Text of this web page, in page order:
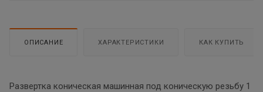
ОПИСАНИЕ ХАРАКТЕРИСТИКИ КАК КУПИТЬ
Развертка коническая машинная под коническую резьбу 1